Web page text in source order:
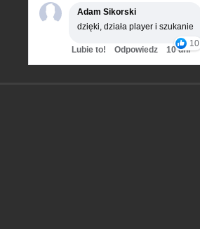
Adam Sikorski
dzięki, działa player i szukanie
10
Lubie to! Odpowiedz 10 dni